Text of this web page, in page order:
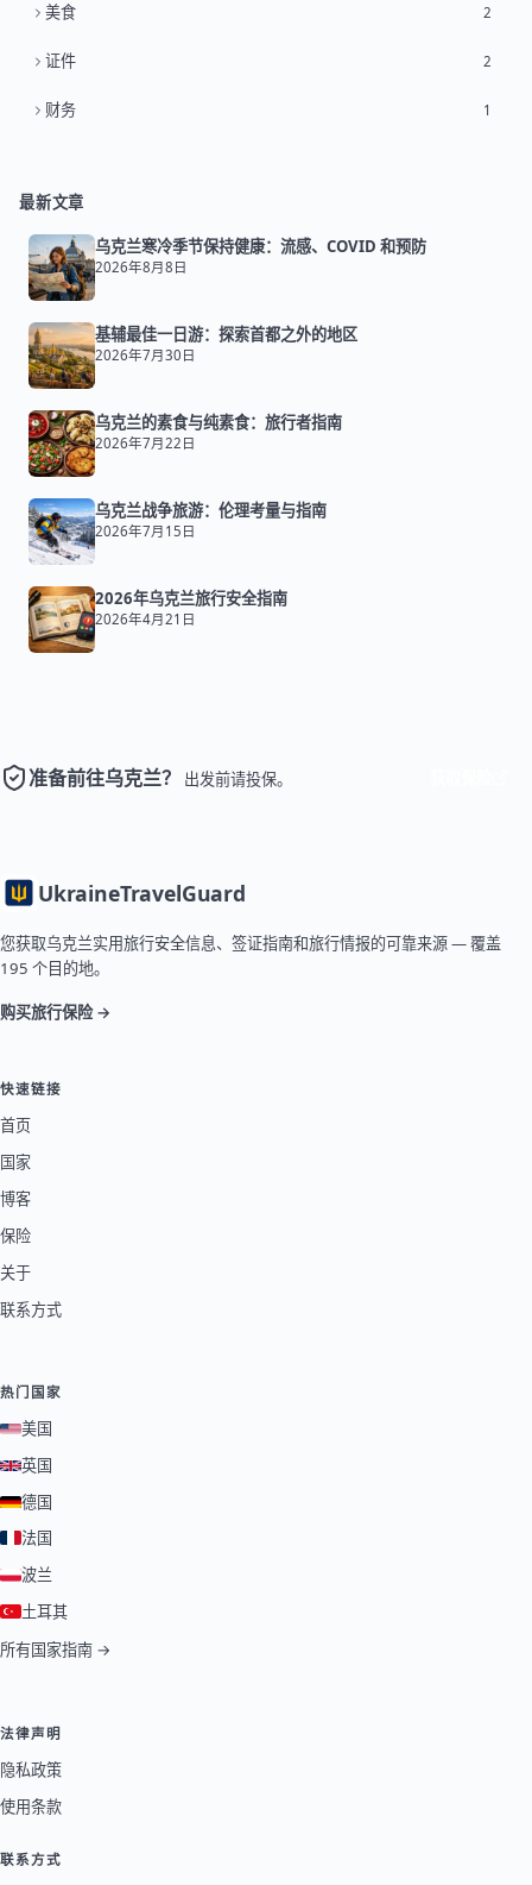
美食 2
证件 2
财务 1
最新文章
乌克兰寒冷季节保持健康：流感、COVID 和预防
2026年8月8日
基辅最佳一日游：探索首都之外的地区
2026年7月30日
乌克兰的素食与纯素食：旅行者指南
2026年7月22日
乌克兰战争旅游：伦理考量与指南
2026年7月15日
2026年乌克兰旅行安全指南
2026年4月21日
准备前往乌克兰？ 出发前请投保。
UkraineTravelGuard
您获取乌克兰实用旅行安全信息、签证指南和旅行情报的可靠来源 — 覆盖
195 个目的地。
购买旅行保险 →
快速链接
首页
国家
博客
保险
关于
联系方式
热门国家
美国
英国
德国
法国
波兰
土耳其
所有国家指南 →
法律声明
隐私政策
使用条款
联系方式